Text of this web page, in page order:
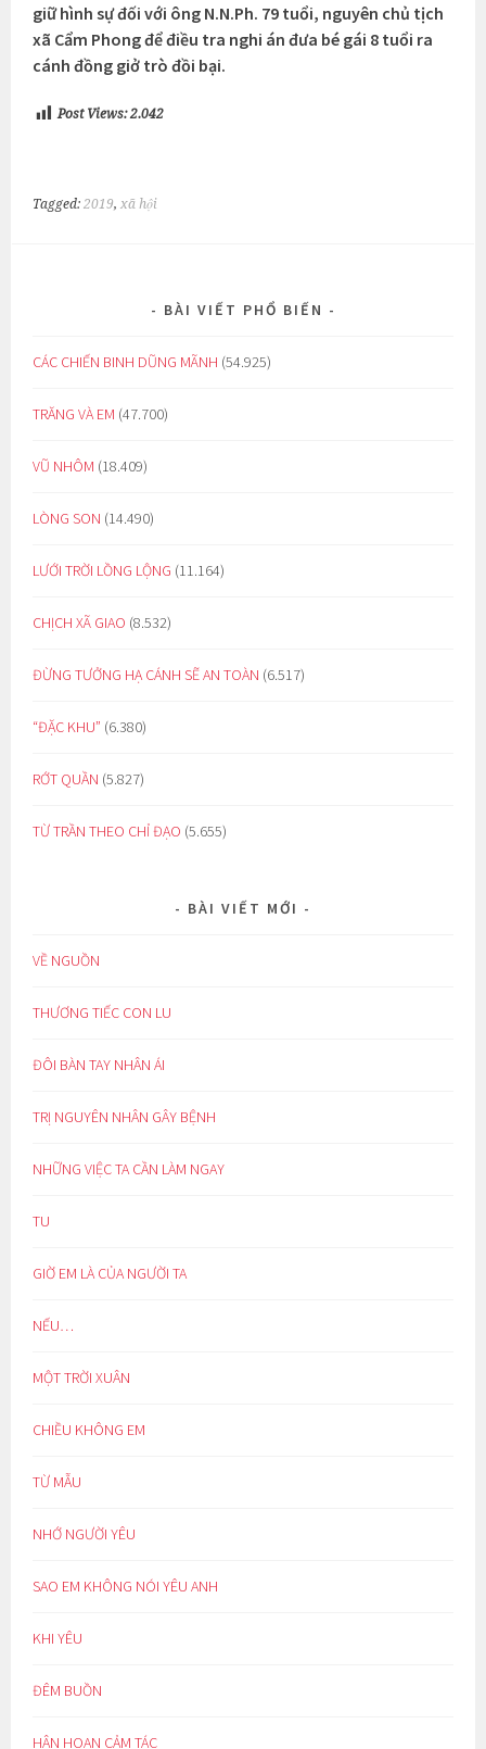
giữ hình sự đối với ông N.N.Ph. 79 tuổi, nguyên chủ tịch
xã Cẩm Phong để điều tra nghi án đưa bé gái 8 tuổi ra
cánh đồng giở trò đồi bại.
Post Views: 2.042
Tagged:2019,xã hội
BÀI VIẾT PHỔ BIẾN
CÁC CHIẾN BINH DŨNG MÃNH (54.925)
TRĂNG VÀ EM (47.700)
VŨ NHÔM (18.409)
LÒNG SON (14.490)
LƯỚI TRỜI LỒNG LỘNG (11.164)
CHỊCH XÃ GIAO (8.532)
ĐỪNG TƯỞNG HẠ CÁNH SẼ AN TOÀN (6.517)
“ĐẶC KHU” (6.380)
RỚT QUẦN (5.827)
TỪ TRẦN THEO CHỈ ĐẠO (5.655)
BÀI VIẾT MỚI
VỀ NGUỒN
THƯƠNG TIẾC CON LU
ĐÔI BÀN TAY NHÂN ÁI
TRỊ NGUYÊN NHÂN GÂY BỆNH
NHỮNG VIỆC TA CẦN LÀM NGAY
TU
GIỜ EM LÀ CỦA NGƯỜI TA
NẾU…
MỘT TRỜI XUÂN
CHIỀU KHÔNG EM
TỪ MẪU
NHỚ NGƯỜI YÊU
SAO EM KHÔNG NÓI YÊU ANH
KHI YÊU
ĐÊM BUỒN
HÂN HOAN CẢM TÁC